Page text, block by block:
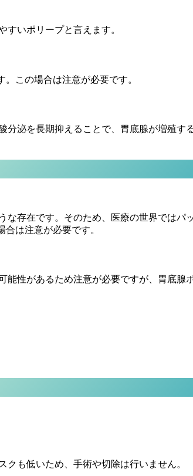
いポリープと言えます。
この場合は注意が必要です。
泌を長期抑えることで、胃底腺が増殖す
存在です。そのため、医療の世界ではパ
は注意が必要です。
性があるため注意が必要ですが、胃底腺
も低いため、手術や切除は行いません。